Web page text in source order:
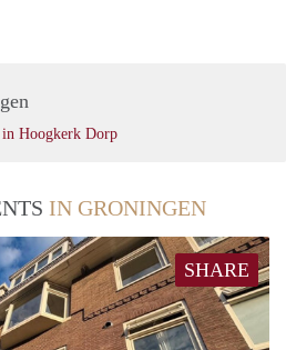
Hoogkerk Dorp
IN GRONINGEN
SHARE